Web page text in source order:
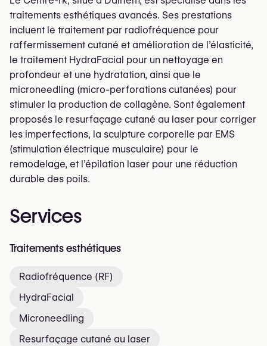
traitements esthétiques avancés. Ses prestations
incluent le traitement par radiofréquence pour
raffermissement cutané et amélioration de l’élasticité,
le traitement HydraFacial pour un nettoyage en
profondeur et une hydratation, ainsi que le
microneedling (micro-perforations cutanées) pour
stimuler la production de collagène. Sont également
proposés le resurfaçage cutané au laser pour corriger
les imperfections, la sculpture corporelle par EMS
(stimulation électrique musculaire) pour le
remodelage, et l’épilation laser pour une réduction
durable des poils.
Services
Traitements esthétiques
Radiofréquence (RF)
HydraFacial
Microneedling
Resurfaçage cutané au laser